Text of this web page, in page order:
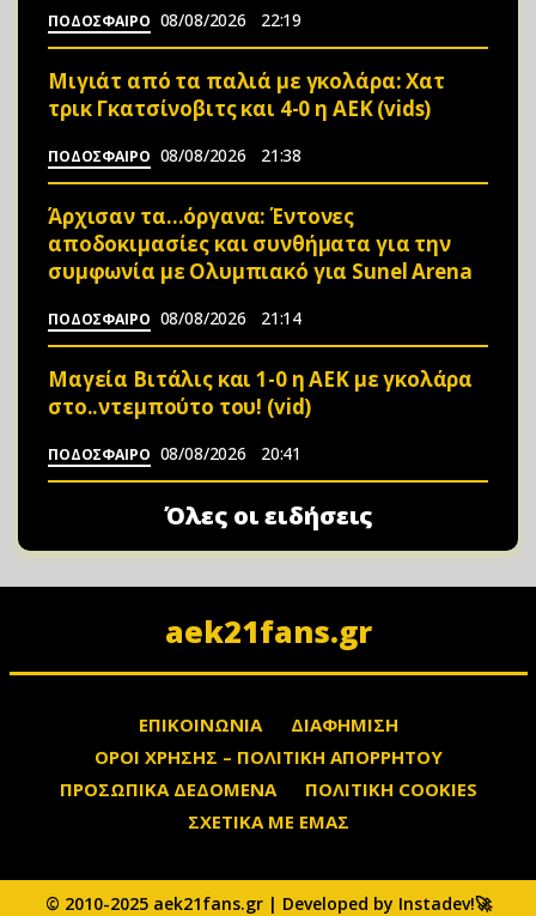
ΠΟΔΟΣΦΑΙΡΟ 08/08/2026 22:19
Μιγιάτ από τα παλιά με γκολάρα: Χατ
τρικ Γκατσίνοβιτς και 4-0 η ΑΕΚ (vids)
ΠΟΔΟΣΦΑΙΡΟ 08/08/2026 21:38
Άρχισαν τα…όργανα: Έντονες
αποδοκιμασίες και συνθήματα για την
συμφωνία με Ολυμπιακό για Sunel Arena
ΠΟΔΟΣΦΑΙΡΟ 08/08/2026 21:14
Μαγεία Βιτάλις και 1-0 η ΑΕΚ με γκολάρα
στο..ντεμπούτο του! (vid)
ΠΟΔΟΣΦΑΙΡΟ 08/08/2026 20:41
Όλες οι ειδήσεις
aek21fans.gr
ΕΠΙΚΟΙΝΩΝΙΑ
ΔΙΑΦΗΜΙΣΗ
ΟΡΟΙ ΧΡΗΣΗΣ – ΠΟΛΙΤΙΚΗ ΑΠΟΡΡΗΤΟΥ
ΠΡΟΣΩΠΙΚΑ ΔΕΔΟΜΕΝΑ
ΠΟΛΙΤΙΚΗ COOKIES
ΣΧΕΤΙΚΑ ΜΕ ΕΜΑΣ
© 2010-2025 aek21fans.gr | Developed by Instadev!🚀